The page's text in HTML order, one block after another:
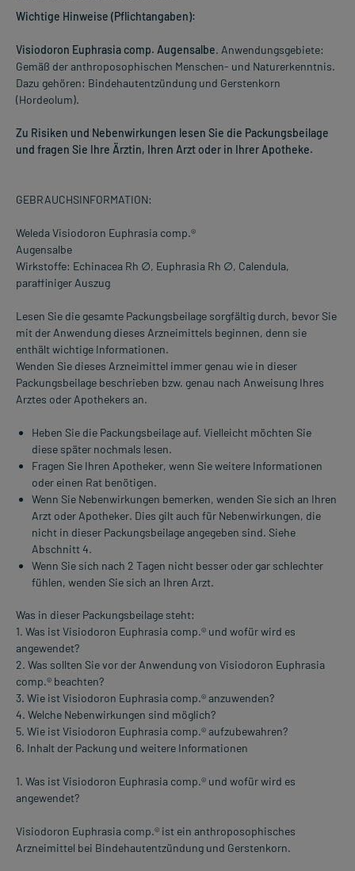
Wichtige Hinweise (Pflichtangaben):
Visiodoron Euphrasia comp. Augensalbe. Anwendungsgebiete:
Gemäß der anthroposophischen Menschen- und Naturerkenntnis.
Dazu gehören: Bindehautentzündung und Gerstenkorn
(Hordeolum).
Zu Risiken und Nebenwirkungen lesen Sie die Packungsbeilage
und fragen Sie Ihre Ärztin, Ihren Arzt oder in Ihrer Apotheke.
GEBRAUCHSINFORMATION:
Weleda Visiodoron Euphrasia comp.®
Augensalbe
Wirkstoffe: Echinacea Rh ∅, Euphrasia Rh ∅, Calendula,
paraffiniger Auszug
Lesen Sie die gesamte Packungsbeilage sorgfältig durch, bevor Sie
mit der Anwendung dieses Arzneimittels beginnen, denn sie
enthält wichtige Informationen.
Wenden Sie dieses Arzneimittel immer genau wie in dieser
Packungsbeilage beschrieben bzw. genau nach Anweisung Ihres
Arztes oder Apothekers an.
Heben Sie die Packungsbeilage auf. Vielleicht möchten Sie
diese später nochmals lesen.
Fragen Sie Ihren Apotheker, wenn Sie weitere Informationen
oder einen Rat benötigen.
Wenn Sie Nebenwirkungen bemerken, wenden Sie sich an Ihren
Arzt oder Apotheker. Dies gilt auch für Nebenwirkungen, die
nicht in dieser Packungsbeilage angegeben sind. Siehe
Abschnitt 4.
Wenn Sie sich nach 2 Tagen nicht besser oder gar schlechter
fühlen, wenden Sie sich an Ihren Arzt.
Was in dieser Packungsbeilage steht:
1. Was ist Visiodoron Euphrasia comp.® und wofür wird es
angewendet?
2. Was sollten Sie vor der Anwendung von Visiodoron Euphrasia
comp.® beachten?
3. Wie ist Visiodoron Euphrasia comp.® anzuwenden?
4. Welche Nebenwirkungen sind möglich?
5. Wie ist Visiodoron Euphrasia comp.® aufzubewahren?
6. Inhalt der Packung und weitere Informationen
1. Was ist Visiodoron Euphrasia comp.® und wofür wird es
angewendet?
Visiodoron Euphrasia comp.® ist ein anthroposophisches
Arzneimittel bei Bindehautentzündung und Gerstenkorn.